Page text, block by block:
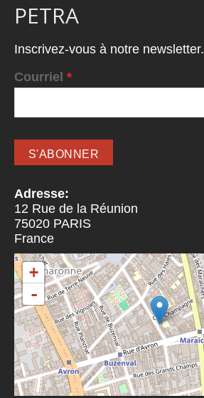
PETRA
Inscrivez-vous à notre newsletter.
Courriel *
Adresse:
12 Rue de la Réunion
75020 PARIS
France
+
-